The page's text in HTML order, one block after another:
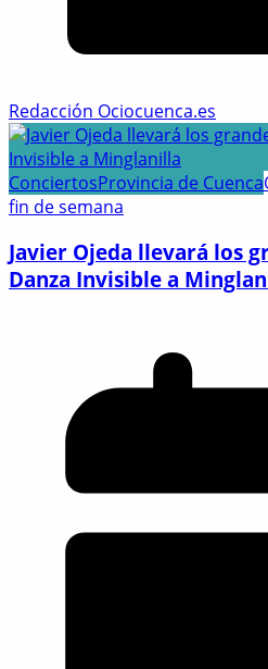
Redacción Ociocuenca.es
ConciertosProvincia de Cuenca
fin de semana
Javier Ojeda llevará los
Danza Invisible a